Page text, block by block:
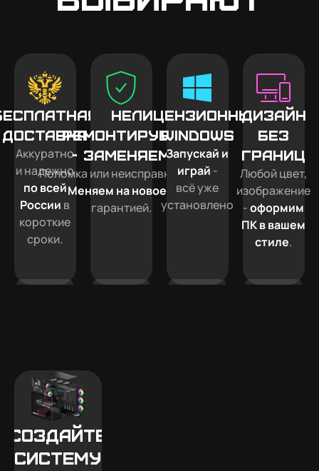
доставка
Аккуратно
и надежно
по всей
России в
короткие
сроки.
Не
ремонтируем
- заменяем
Поломка или неисправность?
Меняем на новое
гарантией.
Лицензионный
Windows
Запускай и
играй -
всё уже
установлено
Дизайн
без
границ
Любой цвет,
изображение
-оформим
ПК в вашем
стиле.
Создайте
систему